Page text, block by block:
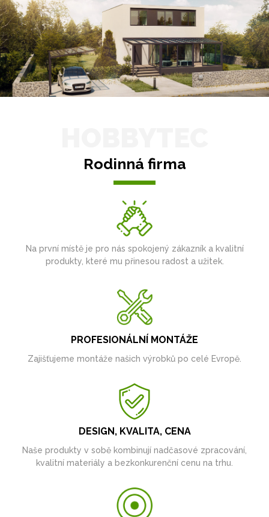
Rodinná firma
Na první místě je pro nás spokojený zákazník a kvalitní
produkty, které mu přinesou radost a užitek.
PROFESIONÁLNÍ MONTÁŽE
Zajišťujeme montáže našich výrobků po celé Evropě.
DESIGN, KVALITA, CENA
Naše produkty v sobě kombinují nadčasové zpracování,
kvalitní materiály a bezkonkurenční cenu na trhu.